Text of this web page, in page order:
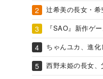
辻希美の長女・
『SAO』新作ゲ
ちゃんユカ、進
西野未姫の長女